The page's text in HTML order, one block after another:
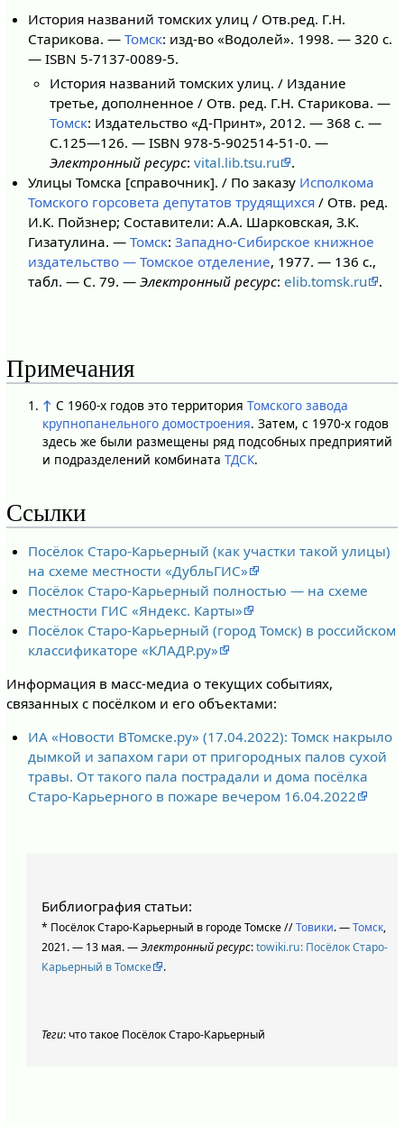
История названий томских улиц / Отв.ред. Г.Н.
Старикова. —Томск: изд-во «Водолей». 1998. — 320 с.
— ISBN 5-7137-0089-5.
История названий томских улиц. / Издание
третье, дополненное / Отв. ред. Г.Н. Старикова. —
Томск: Издательство «Д-Принт», 2012. — 368 с. —
С.125—126. — ISBN 978-5-902514-51-0. —
Электронный ресурс:vital.lib.tsu.ru
.
Улицы Томска [справочник]. / По заказу Исполкома
Томского горсовета депутатов трудящихся / Отв. ред.
И.К. Пойзнер; Составители: А.А. Шарковская, З.К.
Гизатулина. —Томск:Западно-Сибирское книжное
издательство — Томское отделение, 1977. — 136 с.,
табл. — С. 79. —Электронный ресурс:elib.tomsk.ru .
Примечания
↑ С 1960-х годов это территория Томского завода
крупнопанельного домостроения. Затем, с 1970-х годов
здесь же были размещены ряд подсобных предприятий
и подразделений комбината ТДСК.
Ссылки
Посёлок Старо-Карьерный (как участки такой улицы)
на схеме местности «ДубльГИС»
Посёлок Старо-Карьерный полностью — на схеме
местности ГИС «Яндекс. Карты»
Посёлок Старо-Карьерный (город Томск) в российском
классификаторе «КЛАДР.ру»
Информация в масс-медиа о текущих событиях,
связанных с посёлком и его объектами:
ИА «Новости ВТомске.ру» (17.04.2022): Томск накрыло
дымкой и запахом гари от пригородных палов сухой
травы. От такого пала пострадали и дома посёлка
Старо-Карьерного в пожаре вечером 16.04.2022
Библиография статьи:
* Посёлок Старо-Карьерный в городе Томске //Товики. —Томск,
2021. — 13 мая. —Электронный ресурс:towiki.ru: Посёлок Старо-
Карьерный в Томске
.
Теги: что такое Посёлок Старо-Карьерный